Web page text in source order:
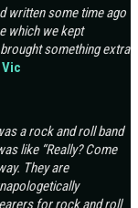
written some time ago
which we kept
something extra
Vic
a rock and roll band
like “Really? Come
They are
for rock and roll